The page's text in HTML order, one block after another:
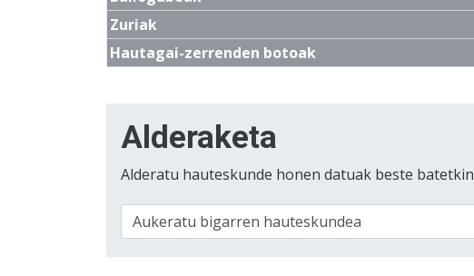
Zuriak
Hautagai-zerrenden botoak
Alderaketa
Alderatu hauteskunde honen datuak beste batetkin